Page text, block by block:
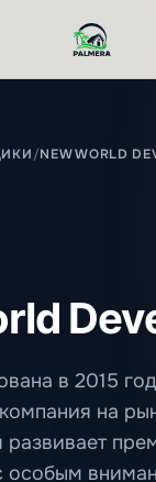
/NEW WORLD
в 2015
на
развивает
особым